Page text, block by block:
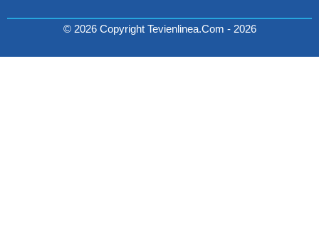
© 2026 Copyright Tevienlinea.com - 2026